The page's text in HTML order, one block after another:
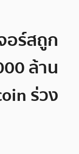
อร์สถูก
ล้าน
ร่วง